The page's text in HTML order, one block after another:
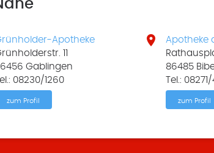
Apotheke
11
Gablingen
08230/1260
zum Profil

Apotheke
86485
Tel.:
zum Profil